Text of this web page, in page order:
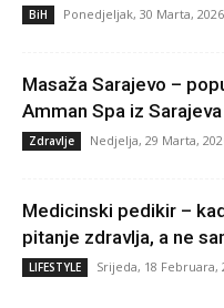
BiH Ponedjeljak, 30 Marta, 2026
Masaža Sarajevo –
Amman Spa iz Sarajeva
Zdravlje Nedjelja, 29 Marta,
Medicinski pedikir –
pitanje zdravlja, a ne
LIFESTYLE Srijeda, 18 Februara,